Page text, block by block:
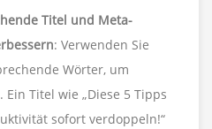
Titel und Meta-
: Verwenden Sie
Wörter, um
Ein Titel wie „Diese 5 Tipps
sofort verdoppeln!“